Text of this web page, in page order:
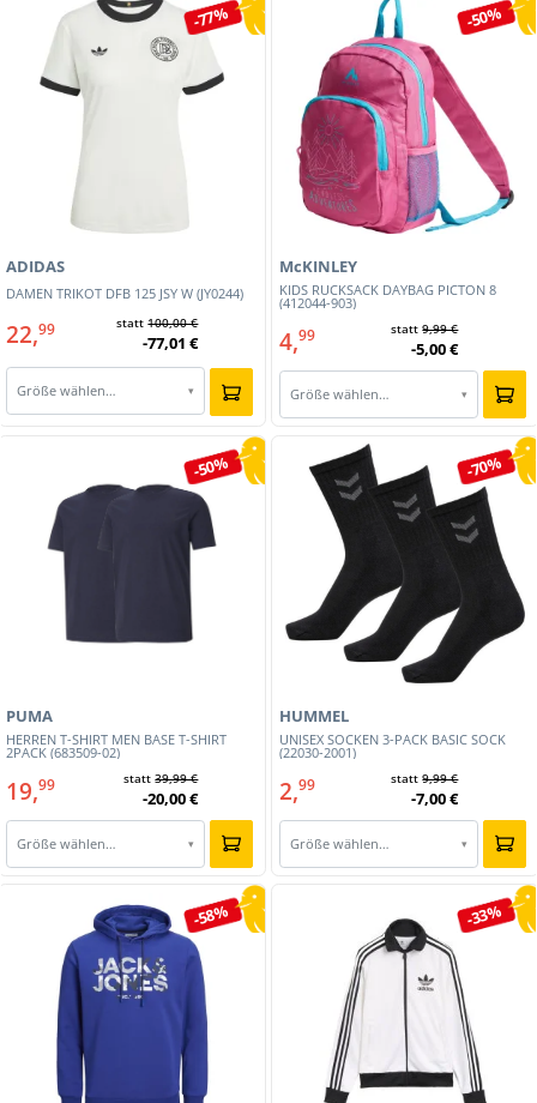
-77%
DAMEN TRIKOT DFB 125 JSY W (JY0244)
ADIDAS
22,99 statt100,00 €
-77,01 €
Größe wählen… ▾
-50%
KIDS RUCKSACK DAYBAG PICTON 8
(412044-903)
McKINLEY
4,99 statt9,99 €
-5,00 €
Größe wählen… ▾
-50%
HERREN T-SHIRT MEN BASE T-SHIRT
2PACK (683509-02)
PUMA
19,99 statt39,99 €
-20,00 €
Größe wählen… ▾
-70%
UNISEX SOCKEN 3-PACK BASIC SOCK
(22030-2001)
HUMMEL
2,99 statt9,99 €
-7,00 €
Größe wählen… ▾
-58% -33%